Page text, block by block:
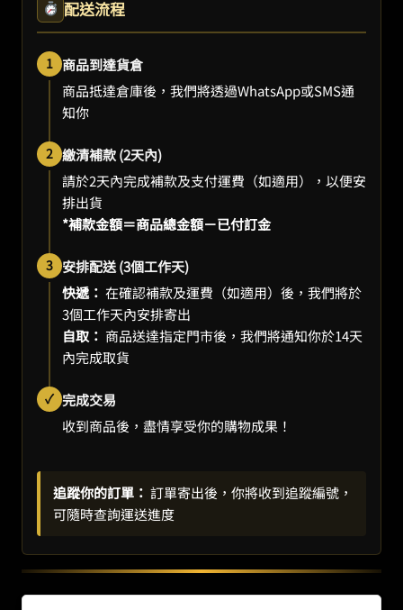
配送流程
1 商品到達貨倉
商品抵達倉庫後，我們將透過WhatsApp或SMS通
知你
2 繳清補款 (2天內)
請於2天內完成補款及支付運費（如適用），以便安
排出貨
*補款金額＝商品總金額－已付訂金
3 安排配送 (3個工作天)
快遞： 在確認補款及運費（如適用）後，我們將於
3個工作天內安排寄出
自取： 商品送達指定門市後，我們將通知你於14天
內完成取貨
✓ 完成交易
收到商品後，盡情享受你的購物成果！
追蹤你的訂單： 訂單寄出後，你將收到追蹤編號，
可隨時查詢運送進度